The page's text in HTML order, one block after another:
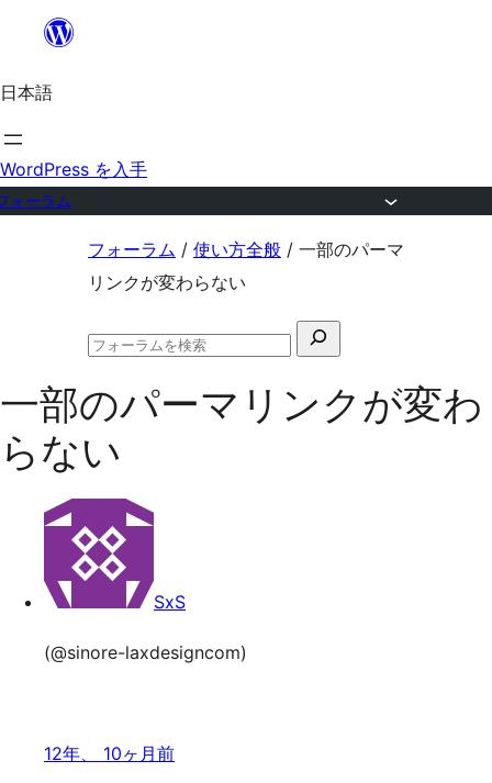
を
ス
キ
ッ
日本語
WordPress を入手
ォーラム
ス
フォーラム / 使い方全般 / 一部のパーマ
リンクが変わらない
検
対
象:
フ
ー
ラ
一部のパーマリンクが変わ
らない
SxS
(@sinore-laxdesigncom)
12年、 10ヶ月前